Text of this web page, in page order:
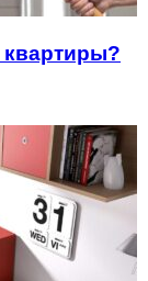
квартиры?